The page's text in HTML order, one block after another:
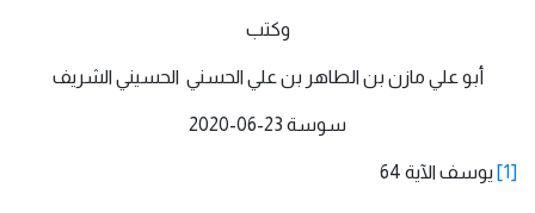
وكتب
أبو علي مازن بن الطاهر بن علي الحسني الحسيني الشريف
سوسة 23-06-2020
[1] يوسف الآية 64